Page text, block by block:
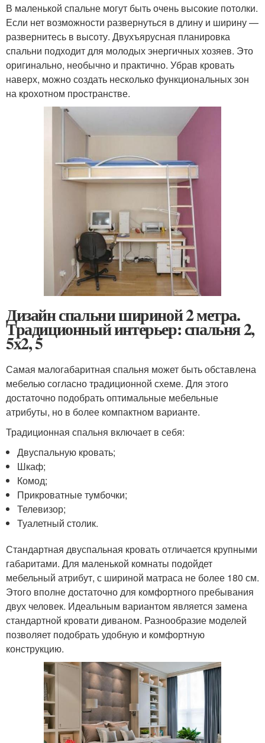
В маленькой спальне могут быть очень высокие потолки.
Если нет возможности развернуться в длину и ширину —
развернитесь в высоту. Двухъярусная планировка
спальни подходит для молодых энергичных хозяев. Это
оригинально, необычно и практично. Убрав кровать
наверх, можно создать несколько функциональных зон
на крохотном пространстве.
Дизайн спальни шириной 2 метра.
Традиционный интерьер: спальня 2,
5х2, 5
Самая малогабаритная спальня может быть обставлена
мебелью согласно традиционной схеме. Для этого
достаточно подобрать оптимальные мебельные
атрибуты, но в более компактном варианте.
Традиционная спальня включает в себя:
Двуспальную кровать;
Шкаф;
Комод;
Прикроватные тумбочки;
Телевизор;
Туалетный столик.
Стандартная двуспальная кровать отличается крупными
габаритами. Для маленькой комнаты подойдет
мебельный атрибут, с шириной матраса не более 180 см.
Этого вполне достаточно для комфортного пребывания
двух человек. Идеальным вариантом является замена
стандартной кровати диваном. Разнообразие моделей
позволяет подобрать удобную и комфортную
конструкцию.